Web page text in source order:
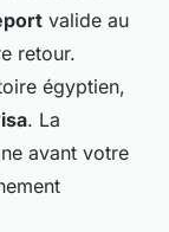
valide au
retour.
égyptien,
. La
avant votre